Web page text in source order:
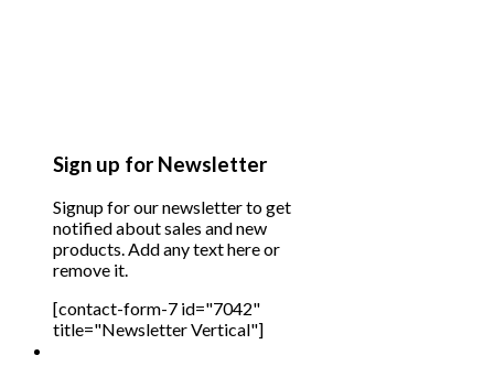
Sign up for Newsletter
Signup for our newsletter to get
notified about sales and new
products. Add any text here or
remove it.
[contact-form-7 id="7042"
title="Newsletter Vertical"]